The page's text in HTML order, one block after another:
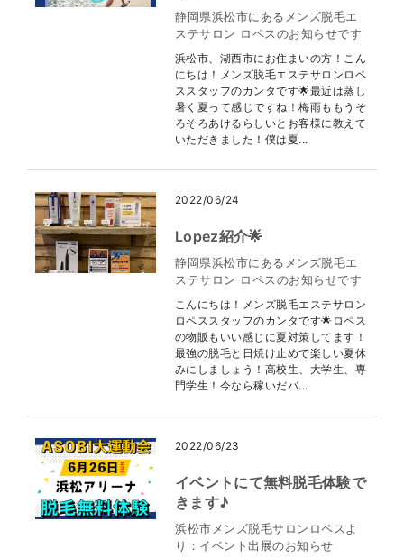
静岡県浜松市にあるメンズ脱毛エ
ステサロン ロペスのお知らせです
浜松市、湖西市にお住まいの方！こん
にちは！メンズ脱毛エステサロンロペ
ススタッフのカンタです🌟最近は蒸し
暑く夏って感じですね！梅雨ももうそ
ろそろあけるらしいとお客様に教えて
いただきました！僕は夏...
2022/06/24
Lopez紹介🌟
静岡県浜松市にあるメンズ脱毛エ
ステサロン ロペスのお知らせです
こんにちは！メンズ脱毛エステサロン
ロペススタッフのカンタです🌟ロペス
の物販もいい感じに夏対策してます！
最強の脱毛と日焼け止めで楽しい夏休
みにしましょう！高校生、大学生、専
門学生！今なら稼いだバ...
2022/06/23
イベントにて無料脱毛体験で
きます♪
浜松市メンズ脱毛サロンロペスよ
り：イベント出展のお知らせ